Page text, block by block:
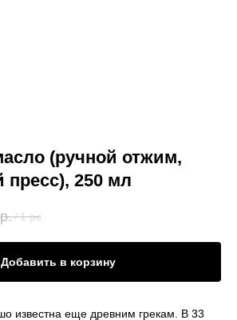
(ручной отжим,
250 мл
р./1 pc
Добавить в корзину
известна еще древним грекам. В 33